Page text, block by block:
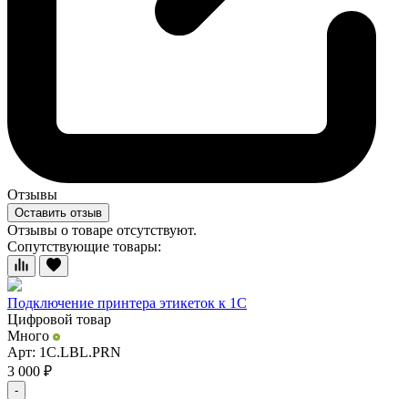
Отзывы
Оставить отзыв
Отзывы о товаре отсутствуют.
Сопутствующие товары:
Подключение принтера этикеток к 1С
Цифровой товар
Много
Арт: 1C.LBL.PRN
3 000 ₽
-